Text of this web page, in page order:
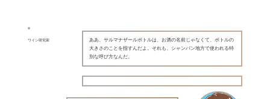
ワイン研究家
ああ、サルマナザールボトルは、お酒の名前じゃなくて、ボトルの
大きさのことを指すんだよ。それも、シャンパン地方で使われる特
別な呼び方なんだ。